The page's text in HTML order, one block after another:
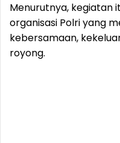
Menurutnya, kegiatan
organisasi Polri yang
kebersamaan,
royong.